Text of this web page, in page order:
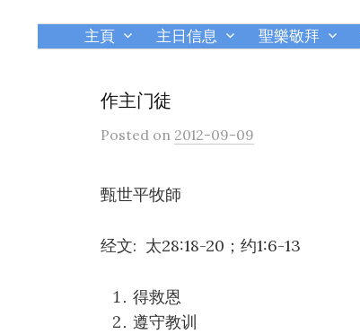
主頁 主日信息 聖樂敬拜
作主门徒
Posted on 2012-09-09
甄世平牧師
经文: 太28:18-20；约1:6-13
得救恩
遵守教训